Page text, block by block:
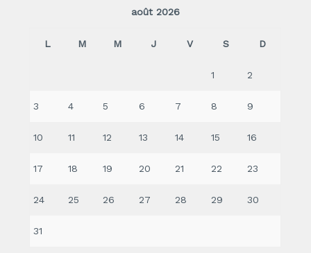
août 2026
L M M J V S D
1 2
3 4 5 6 7 8 9
10 11 12 13 14 15 16
17 18 19 20 21 22 23
24 25 26 27 28 29 30
31